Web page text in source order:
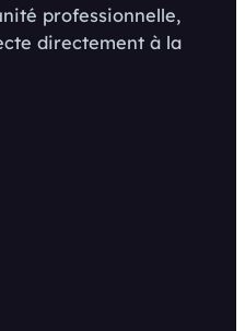
professionnelle,
directement à la